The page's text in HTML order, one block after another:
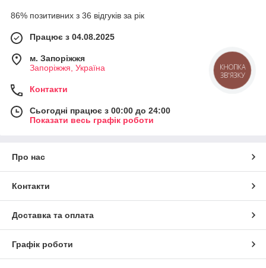
86% позитивних з 36 відгуків за рік
Працює з 04.08.2025
м. Запоріжжя
Запоріжжя, Україна
Контакти
Сьогодні працює з 00:00 до 24:00
Показати весь графік роботи
Про нас
Контакти
Доставка та оплата
Графік роботи
КНОПКА
ЗВ'ЯЗКУ